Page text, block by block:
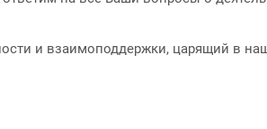
и взаимоподдержки, царящий в